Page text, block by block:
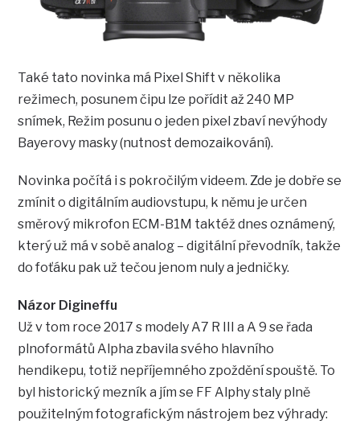
Také tato novinka má Pixel Shift v několika
režimech, posunem čipu lze pořídit až 240 MP
snímek, Režim posunu o jeden pixel zbaví nevýhody
Bayerovy masky (nutnost demozaikování).
Novinka počítá i s pokročilým videem. Zde je dobře se
zmínit o digitálním audiovstupu, k němu je určen
směrový mikrofon ECM-B1M taktéž dnes oznámený,
který už má v sobě analog – digitální převodník, takže
do foťáku pak už tečou jenom nuly a jedničky.
Názor Digineffu
Už v tom roce 2017 s modely A7 R III a A 9 se řada
plnoformátů Alpha zbavila svého hlavního
hendikepu, totiž nepříjemného zpoždění spouště. To
byl historický mezník a jím se FF Alphy staly plně
použitelným fotografickým nástrojem bez výhrady: